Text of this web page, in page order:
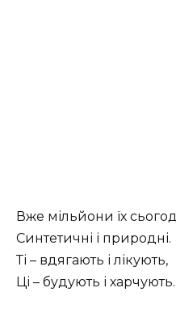
Вже мільйони їх
Синтетичні і природні.
Ті – вдягають і лікують,
Ці – будують і харчують.